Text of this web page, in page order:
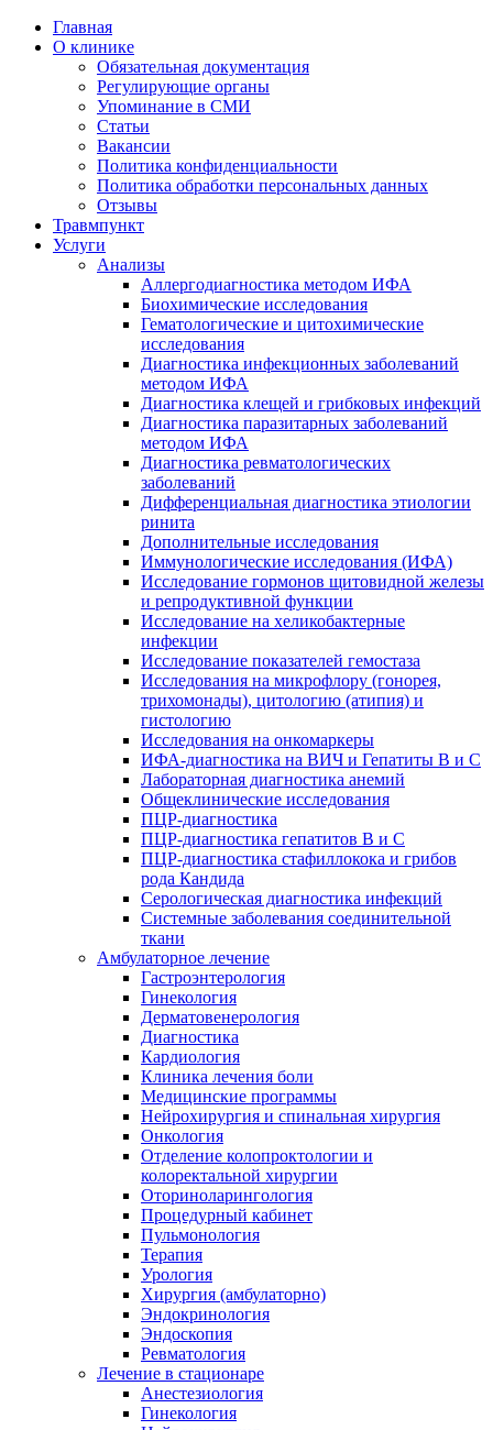
Главная
О клинике
Обязательная документация
Регулирующие органы
Упоминание в СМИ
Статьи
Вакансии
Политика конфиденциальности
Политика обработки персональных данных
Отзывы
Травмпункт
Услуги
Анализы
Аллергодиагностика методом ИФА
Биохимические исследования
Гематологические и цитохимические
исследования
Диагностика инфекционных заболеваний
методом ИФА
Диагностика клещей и грибковых инфекций
Диагностика паразитарных заболеваний
методом ИФА
Диагностика ревматологических
заболеваний
Дифференциальная диагностика этиологии
ринита
Дополнительные исследования
Иммунологические исследования (ИФА)
Исследование гормонов щитовидной железы
и репродуктивной функции
Исследование на хеликобактерные
инфекции
Исследование показателей гемостаза
Исследования на микрофлору (гонорея,
трихомонады), цитологию (атипия) и
гистологию
Исследования на онкомаркеры
ИФА-диагностика на ВИЧ и Гепатиты B и C
Лабораторная диагностика анемий
Общеклинические исследования
ПЦР-диагностика
ПЦР-диагностика гепатитов B и C
ПЦР-диагностика стафиллокока и грибов
рода Кандида
Серологическая диагностика инфекций
Системные заболевания соединительной
ткани
Амбулаторное лечение
Гастроэнтерология
Гинекология
Дерматовенерология
Диагностика
Кардиология
Клиника лечения боли
Медицинские программы
Нейрохирургия и спинальная хирургия
Онкология
Отделение колопроктологии и
колоректальной хирургии
Оториноларингология
Процедурный кабинет
Пульмонология
Терапия
Урология
Хирургия (амбулаторно)
Эндокринология
Эндоскопия
Ревматология
Лечение в стационаре
Анестезиология
Гинекология